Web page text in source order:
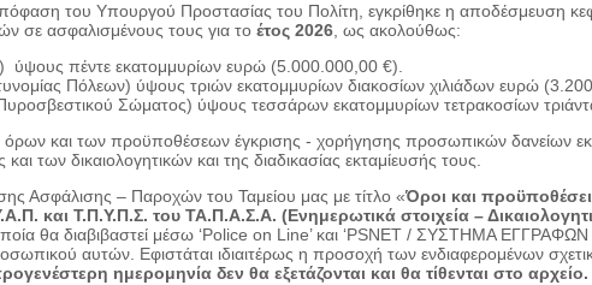
του Υπουργού Προστασίας του Πολίτη, εγκρίθηκε η αποδέσμευση
σε ασφαλισμένους τους για το έτος 2026 , ως ακολούθως:
ύψους πέντε εκατομμυρίων ευρώ (5.000.000,00 €).
Πόλεων) ύψους τριών εκατομμυρίων διακοσίων χιλιάδων ευρώ
Σώματος) ύψους τεσσάρων εκατομμυρίων τετρακοσίων
και των προϋποθέσεων έγκρισης - χορήγησης προσωπικών δανείων
δικαιολογητικών και της διαδικασίας εκταμίευσής τους.
Ασφάλισης – Παροχών του Ταμείου μας με τίτλο «Όροι και
και Τ.Π.Υ.Π.Σ. του ΤΑ.Π.Α.Σ.Α. (Ενημερωτικά στοιχεία –
θα διαβιβαστεί μέσω ‘Police on Line’ και ‘PSNET / ΣΥΣΤΗΜΑ ΕΓΓΡΑΦΩΝ
αυτών. Εφιστάται ιδιαιτέρως η προσοχή των ενδιαφερομένων
ημερομηνία δεν θα εξετάζονται και θα τίθενται στο αρχείο.